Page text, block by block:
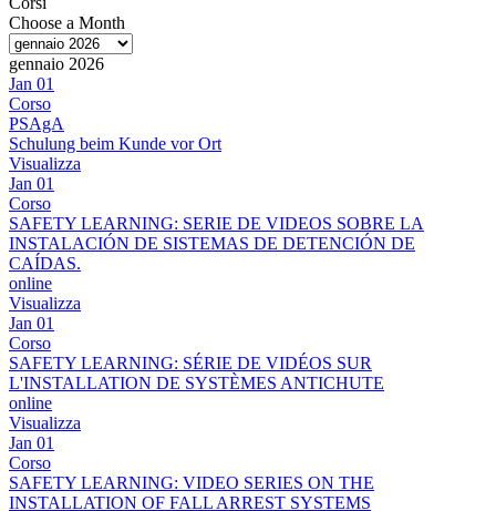
Choose a Month
gennaio 2026
Jan 01
Corso
PSAgA
Schulung beim Kunde vor Ort
Visualizza
Jan 01
Corso
SAFETY LEARNING: SERIE DE VIDEOS SOBRE LA
INSTALACIÓN DE SISTEMAS DE DETENCIÓN DE
CAÍDAS.
online
Visualizza
Jan 01
Corso
SAFETY LEARNING: SÉRIE DE VIDÉOS SUR
L'INSTALLATION DE SYSTÈMES ANTICHUTE
online
Visualizza
Jan 01
Corso
SAFETY LEARNING: VIDEO SERIES ON THE
INSTALLATION OF FALL ARREST SYSTEMS